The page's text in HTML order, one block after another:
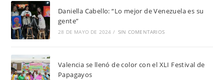
Daniella Cabello: “Lo mejor de Venezuela es su
gente”
28 DE MAYO DE 2024 / SIN COMENTARIOS
Valencia se llenó de color con el XLI Festival de
Papagayos